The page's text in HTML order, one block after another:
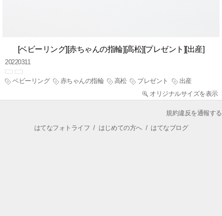
[ベビーリング][赤ちゃんの指輪][高松][プレゼント][出産]
20220311
ベビーリング 赤ちゃんの指輪 高松 プレゼント
出産
オリジナルサイズを表示
規約違反を通報する
はてなフォトライフ / はじめての方へ/ はてなブログ